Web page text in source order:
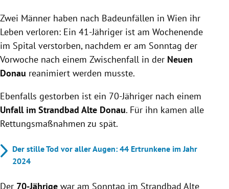
ein 41-Jähriger nach Vorfall bei der Neuen Donau
und ein 70-Jähriger nach einem Strandbadunfall.
Ein 70-jähriger Mann wurde von
Feuerwehrtauchern nach einem Badeunfall an der
Alten Donau gerettet, konnte jedoch trotz
Reanimation nicht überleben.
Am letzten Juni-Sonntag in Wien führten mehrere
Badeunfälle zu vier Wiederbelebungen; drei
Personen, einschließlich eines Kindes, verstarben.
Zwei Männer haben nach Badeunfällen in Wien ihr
Leben verloren: Ein 41-Jähriger ist am Wochenende
im Spital verstorben, nachdem er am Sonntag der
Vorwoche nach einem Zwischenfall in der Neuen
Donau reanimiert werden musste.
Ebenfalls gestorben ist ein 70-Jähriger nach einem
Unfall im Strandbad Alte Donau. Für ihn kamen alle
Rettungsmaßnahmen zu spät.
Der stille Tod vor aller Augen: 44 Ertrunkene im Jahr
2024
Der 70-Jährige war am Sonntag im Strandbad Alte